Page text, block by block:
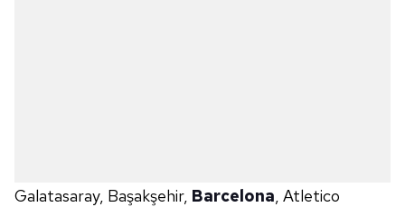
Galatasaray, Başakşehir, Barcelona, Atletico